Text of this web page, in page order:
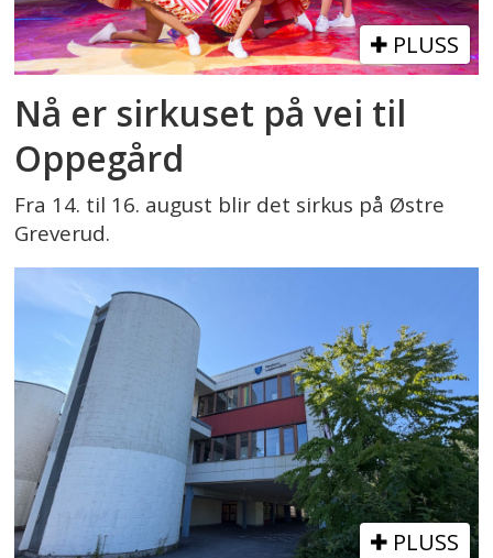
PLUSS
Nå er sirkuset på vei til
Oppegård
Fra 14. til 16. august blir det sirkus på Østre
Greverud.
PLUSS